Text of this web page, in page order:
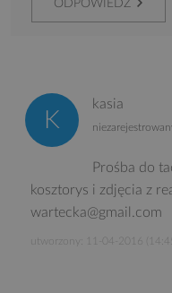
ODPOWIEDZ
kasia
Prośba do
kosztorys i zdjęcia z
wartecka@gmail.com
utworzony: 11-04-2016